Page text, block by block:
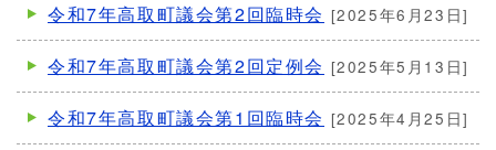
令和7年高取町議会第2回臨時会 [2025年6月23日]
令和7年高取町議会第2回定例会 [2025年5月13日]
令和7年高取町議会第1回臨時会 [2025年4月25日]